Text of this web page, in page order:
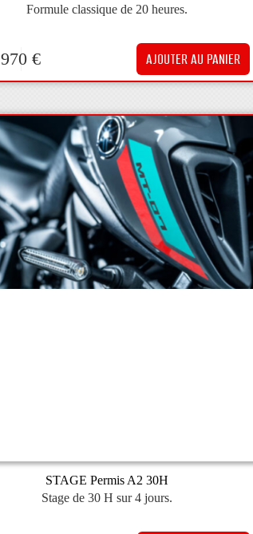
Formule classique de 20 heures.
970€ AJOUTER AU PANIER
STAGE Permis A2 30H
Stage de 30 H sur 4 jours.